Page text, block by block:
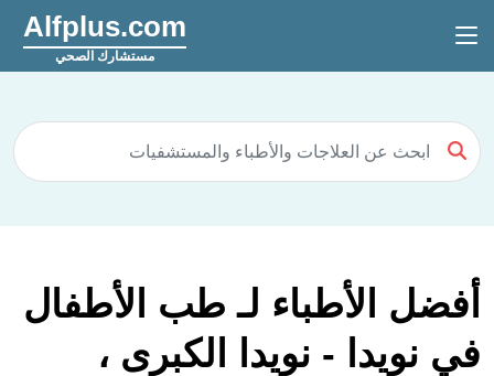
Alfplus.com
مستشارك الصحي
أفضل الأطباء لـ طب الأطفال
في نويدا - نويدا الكبرى ،